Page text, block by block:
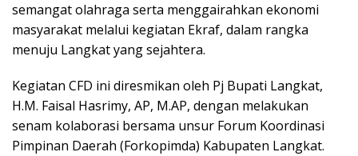
semangat olahraga serta menggairahkan ekonomi
masyarakat melalui kegiatan Ekraf, dalam rangka
menuju Langkat yang sejahtera.
Kegiatan CFD ini diresmikan oleh Pj Bupati Langkat,
H.M. Faisal Hasrimy, AP, M.AP, dengan melakukan
senam kolaborasi bersama unsur Forum Koordinasi
Pimpinan Daerah (Forkopimda) Kabupaten Langkat.